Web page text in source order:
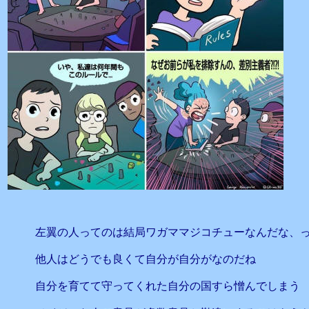
左翼の人ってのは結局ワガママジコチューなんだな、
他人はどうでも良くて自分が自分がなのだね
自分を育てて守ってくれた自分の国すら憎んでしまう